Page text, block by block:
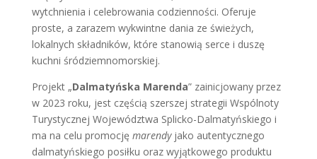
wytchnienia i celebrowania codzienności. Oferuje
proste, a zarazem wykwintne dania ze świeżych,
lokalnych składników, które stanowią serce i duszę
kuchni śródziemnomorskiej.
Projekt „Dalmatyńska Marenda” zainicjowany przez
w 2023 roku, jest częścią szerszej strategii Wspólnoty
Turystycznej Województwa Splicko-Dalmatyńskiego i
ma na celu promocję marendyjako autentycznego
dalmatyńskiego posiłku oraz wyjątkowego produktu